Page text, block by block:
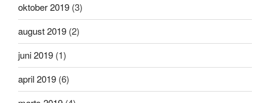
oktober 2019 (3)
august 2019 (2)
juni 2019 (1)
april 2019 (6)